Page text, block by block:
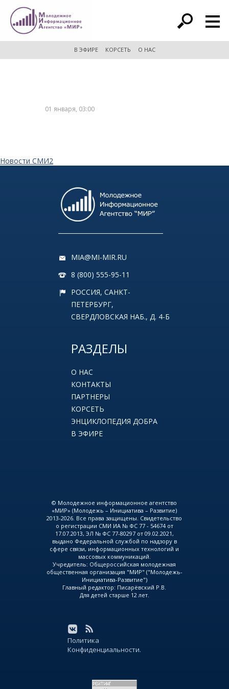
расширенный поиск
В ЭФИРЕ КОРСЕТЬ О НАС
01 января, 03:00
Новости СМИ2
MIA@MI-MIR.RU
8 (800) 555-95-11
РОССИЯ, САНКТ-
ПЕТЕРБУРГ,
СВЕРДЛОВСКАЯ НАБ., Д. 4-Б
РАЗДЕЛЫ
О НАС
КОНТАКТЫ
ПАРТНЕРЫ
КОРСЕТЬ
ЭНЦИКЛОПЕДИЯ ДОБРА
В ЭФИРЕ
© Молодежное информационное агентство
«МИР» (Молодежь – Инициатива – Развитие)
2013-2026. Все права защищены. Свидетельство
о регистрации СМИ ИА № ФС 77 - 54674 от
17.07.2013, ЭЛ № ФС 77-80297 от 09.02.2021,
выдано Федеральной службой по надзору в
сфере связи, информационных технологий и
массовых коммуникаций.
Учредитель: Общероссийская молодежная
общественная организация "МИР" ("Молодежь-
Инициатива-Развитие")
Главный редактор: Писарёвский Р.В.
Для детей старше 12 лет.
Политика
Конфиденциальности.